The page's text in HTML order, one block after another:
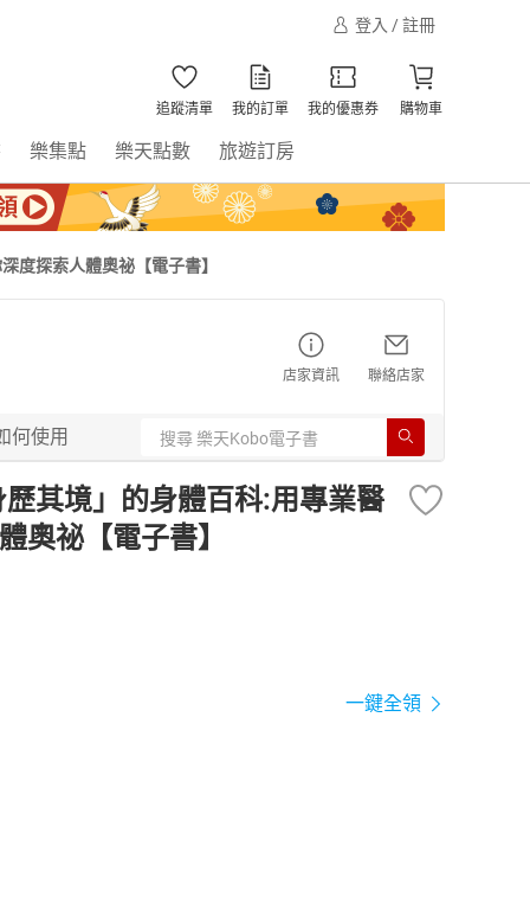
登入 / 註冊
追蹤清單 我的訂單 我的優惠券 購物車
樂集點 樂天點數 旅遊訂房
度探索人體奧祕【電子書】
店家資訊 聯絡店家
何使用
其境」的身體百科:用專業醫
奧祕【電子書】
一鍵全領